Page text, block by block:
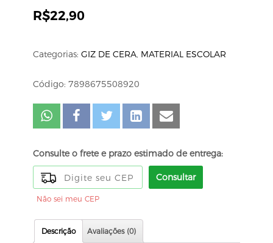
R$22,90
Categorias: GIZ DE CERA, MATERIAL ESCOLAR
Código: 7898675508920
Consulte o frete e prazo estimado de entrega:
Consultar
Não sei meu CEP
Descrição Avaliações (0)